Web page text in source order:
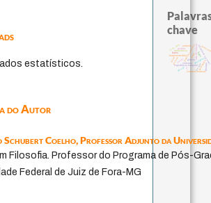
estatísticos.
do Autor
Schubert Coelho,Professor Adjunto da
Filosofia. Professor do Programa de Pós-
Federal de Juiz de Fora-MG
chave
fundamentalismo
jacobi protágoras
experiência temporal
género
idade
intolerância identidade nacional
homem-medida
j.c.m. neto
palavra
perdón
leyes
violencia
logos
pedagogia
lei
desejo bataille
external relations
mind
therapy
animais arte de educar